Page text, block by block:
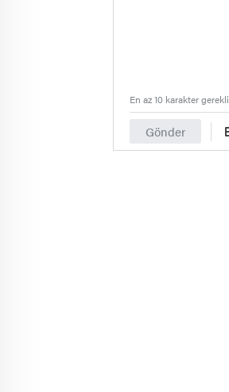
Gönder
En az 10 karakter gerekli